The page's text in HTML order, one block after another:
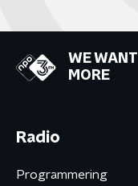
WE WANT
MORE
Radio
Programmering